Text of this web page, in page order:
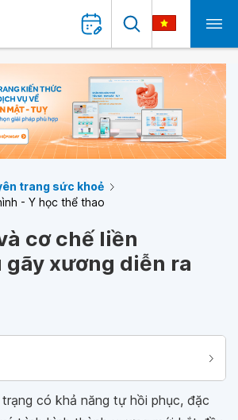
trang sức khoẻ
- Y học thể thao
cơ chế liền
gãy xương diễn ra
có khả năng tự hồi phục, đặc